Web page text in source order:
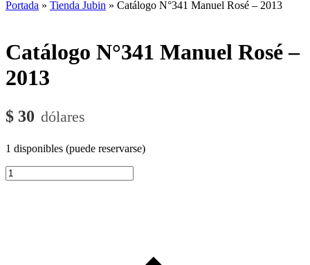
menu
menu
Portada » Tienda Jubin » Catálogo N°341 Manuel Rosé – 2013
Catálogo N°341 Manuel Rosé –
2013
$ 30
1 disponibles (puede reservarse)
Catálogo
N°341